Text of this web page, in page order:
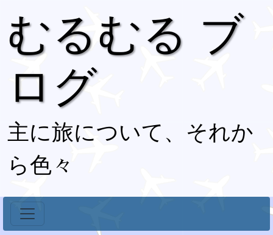
むるむる ブ
ログ
主に旅について、それか
ら色々